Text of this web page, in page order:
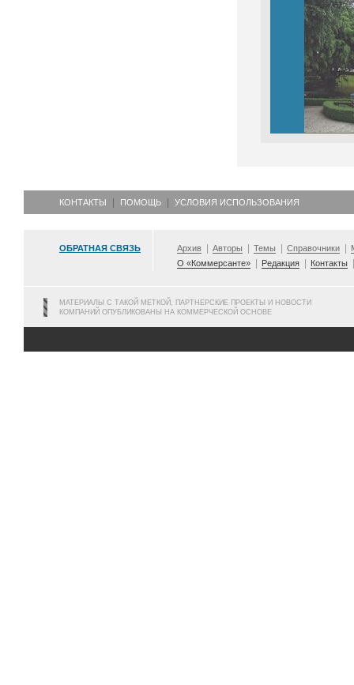
КОНТАКТЫ ПОМОЩЬ УСЛОВИЯ ИСПОЛЬЗОВАНИЯ
ОБРАТНАЯ СВЯЗЬ Архив Авторы Темы Справочники
О «Коммерсанте»
Редакция Контакты
МАТЕРИАЛЫ С ТАКОЙ МЕТКОЙ, ПАРТНЕРСКИЕ ПРОЕКТЫ И НОВОСТИ
КОМПАНИЙ ОПУБЛИКОВАНЫ НА КОММЕРЧЕСКОЙ ОСНОВЕ